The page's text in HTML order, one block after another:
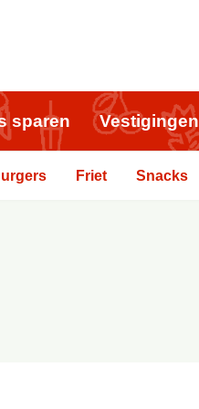
sparen Vestigingen
Friet Snacks